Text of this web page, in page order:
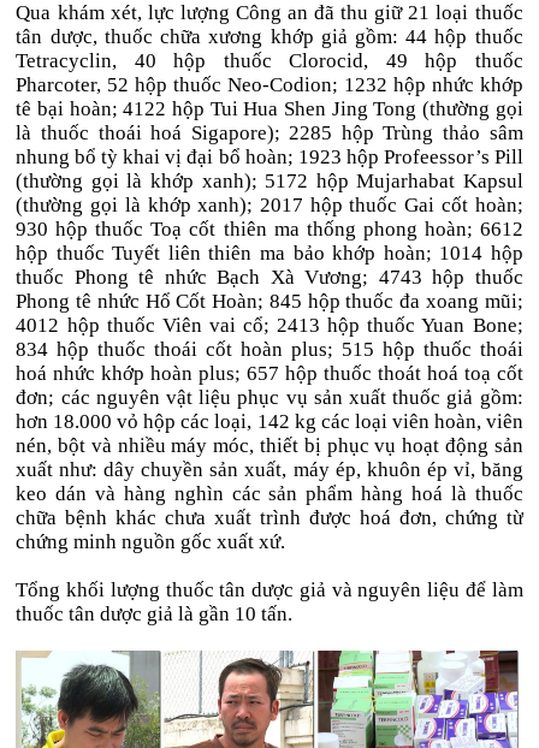
Qua khám xét, lực lượng Công an đã thu giữ 21 loại thuốc
tân dược, thuốc chữa xương khớp giả gồm: 44 hộp thuốc
Tetracyclin, 40 hộp thuốc Clorocid, 49 hộp thuốc
Pharcoter, 52 hộp thuốc Neo-Codion; 1232 hộp nhức khớp
tê bại hoàn; 4122 hộp Tui Hua Shen Jing Tong (thường gọi
là thuốc thoái hoá Sigapore); 2285 hộp Trùng thảo sâm
nhung bổ tỳ khai vị đại bổ hoàn; 1923 hộp Profeessor’s Pill
(thường gọi là khớp xanh); 5172 hộp Mujarhabat Kapsul
(thường gọi là khớp xanh); 2017 hộp thuốc Gai cốt hoàn;
930 hộp thuốc Toạ cốt thiên ma thống phong hoàn; 6612
hộp thuốc Tuyết liên thiên ma bảo khớp hoàn; 1014 hộp
thuốc Phong tê nhức Bạch Xà Vương; 4743 hộp thuốc
Phong tê nhức Hổ Cốt Hoàn; 845 hộp thuốc đa xoang mũi;
4012 hộp thuốc Viên vai cổ; 2413 hộp thuốc Yuan Bone;
834 hộp thuốc thoái cốt hoàn plus; 515 hộp thuốc thoái
hoá nhức khớp hoàn plus; 657 hộp thuốc thoát hoá toạ cốt
đơn; các nguyên vật liệu phục vụ sản xuất thuốc giả gồm:
hơn 18.000 vỏ hộp các loại, 142 kg các loại viên hoàn, viên
nén, bột và nhiều máy móc, thiết bị phục vụ hoạt động sản
xuất như: dây chuyền sản xuất, máy ép, khuôn ép vỉ, băng
keo dán và hàng nghìn các sản phẩm hàng hoá là thuốc
chữa bệnh khác chưa xuất trình được hoá đơn, chứng từ
chứng minh nguồn gốc xuất xứ.
Tổng khối lượng thuốc tân dược giả và nguyên liệu để làm
thuốc tân dược giả là gần 10 tấn.